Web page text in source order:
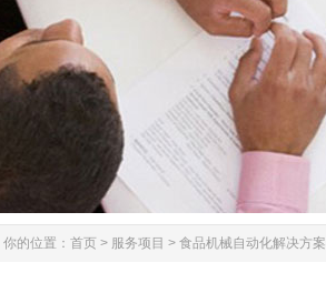
你的位置： 首页 > 服务项目 > 食品机械自动化解决方案